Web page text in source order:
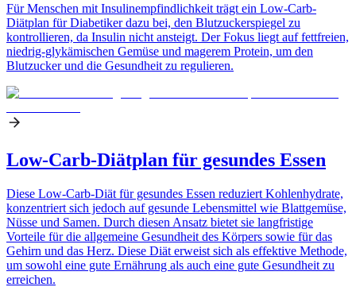
Für Menschen mit Insulinempfindlichkeit trägt ein Low-Carb-
Diätplan für Diabetiker dazu bei, den Blutzuckerspiegel zu
kontrollieren, da Insulin nicht ansteigt. Der Fokus liegt auf fettfreien,
niedrig-glykämischen Gemüse und magerem Protein, um den
Blutzucker und die Gesundheit zu regulieren.
Low-Carb-Diätplan für gesundes Essen
Diese Low-Carb-Diät für gesundes Essen reduziert Kohlenhydrate,
konzentriert sich jedoch auf gesunde Lebensmittel wie Blattgemüse,
Nüsse und Samen. Durch diesen Ansatz bietet sie langfristige
Vorteile für die allgemeine Gesundheit des Körpers sowie für das
Gehirn und das Herz. Diese Diät erweist sich als effektive Methode,
um sowohl eine gute Ernährung als auch eine gute Gesundheit zu
erreichen.